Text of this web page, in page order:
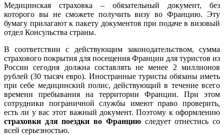
Медицинская страховка – обязательный документ, без
которого вы не сможете получить визу во Францию. Эту
бумагу прилагают к пакету документов при подаче в визовый
отдел Консульства страны.
В соответствии с действующим законодательством, сумма
страхового покрытия для посещения Франции для туристов из
России сегодня должна составлять не менее 2 миллионов
рублей (30 тысяч евро). Иностранные туристы обязаны иметь
при себе медицинский полис, действующий в течение всего
времени пребывания на территории Франции. При этом
сотрудники пограничной службы имеют право проверить,
есть ли у вас этот важный документ. Поэтому к оформлению
страховки для поездки во Франциюследует отнестись со
всей серьезностью.